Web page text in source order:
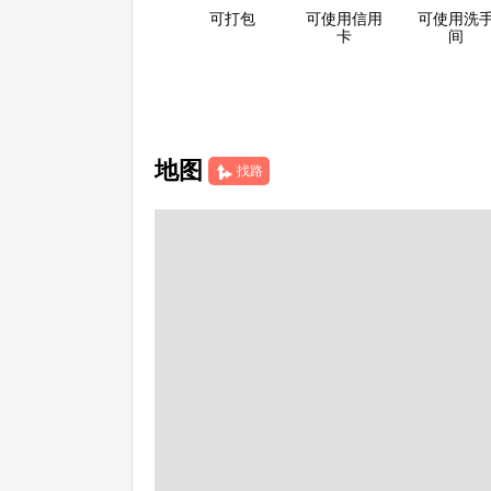
可打包
可使用信用
卡
可使用洗
间
地图 找路